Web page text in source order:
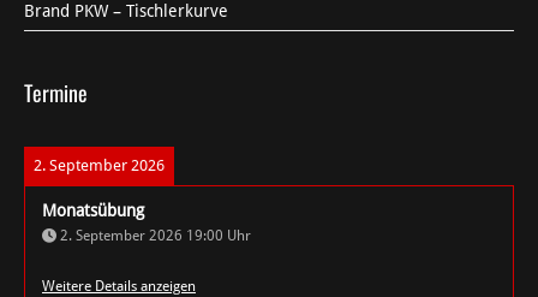
Brand PKW – Tischlerkurve
Termine
2. September 2026
Monatsübung
2. September 2026 19:00 Uhr
Weitere Details anzeigen